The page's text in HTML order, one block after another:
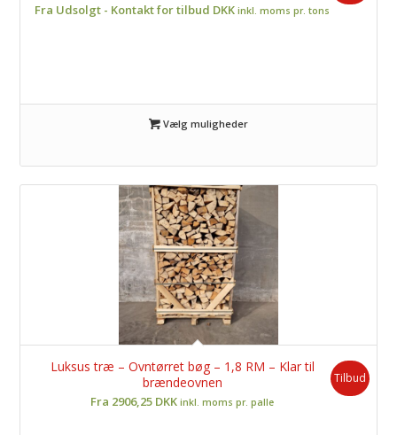
Fra Udsolgt - Kontakt for tilbud DKK inkl. moms pr. tons
Vælg muligheder
Luksus træ – Ovntørret bøg – 1,8 RM – Klar til
brændeovnen
Fra 2906,25 DKK inkl. moms pr. palle
Tilbud